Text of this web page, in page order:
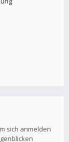
sich anmelden